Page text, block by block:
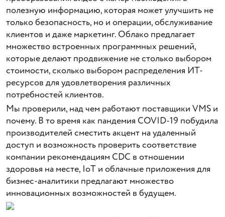
полезную информацию, которая может улучшить не
только безопасность, но и операции, обслуживание
клиентов и даже маркетинг. Облако предлагает
множество встроенных программных решений,
которые делают продвижение не столько выбором
стоимости, сколько выбором распределения ИТ-
ресурсов для удовлетворения различных
потребностей клиентов.
Мы проверили, над чем работают поставщики VMS и
почему. В то время как пандемия COVID-19 побудила
производителей сместить акцент на удаленный
доступ и возможность проверить соответствие
компании рекомендациям CDC в отношении
здоровья на месте, IoT и облачные приложения для
бизнес-аналитики предлагают множество
инновационных возможностей в будущем.